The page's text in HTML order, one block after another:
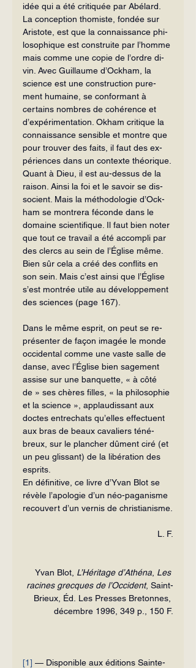
idée qui a été critiquée par Abélard.
La conception thomiste, fondée sur
Aristote, est que la connaissance phi­
losophique est construite par l’homme
mais comme une copie de l’ordre di­
vin. Avec Guillaume d’Ockham, la
science est une construction pure­
ment humaine, se conformant à
certains nombres de cohérence et
d’expéri­mentation. Okham critique la
connaissance sensible et montre que
pour trouver des faits, il faut des ex­
périences dans un contexte théorique.
Quant à Dieu, il est au-dessus de la
raison. Ainsi la foi et le savoir se dis­
socient. Mais la méthodologie d’Ock­
ham se montrera féconde dans le
domaine scientifique. Il faut bien no­ter
que tout ce travail a été accompli par
des clercs au sein de l’Église même.
Bien sûr cela a créé des conflits en
son sein. Mais c’est ainsi que l’Église
s’est montrée utile au dé­veloppement
des sciences (page 167).
Dans le même esprit, on peut se re­
présenter de façon imagée le monde
occi­dental comme une vaste salle de
danse, avec l’Église bien sagement
assise sur une banquette, « à côté
de » ses chères filles, « la philosophie
et la science », applaudis­sant aux
doctes entrechats qu’elles effec­tuent
aux bras de beaux cavaliers téné­
breux, sur le plancher dûment ciré (et
un peu glissant) de la libération des
esprits.
En définitive, ce livre d’Yvan Blot se
révèle l’apologie d’un néo-paganisme
re­couvert d’un vernis de christianisme.
L. F.
Yvan Blot, L’Héritage d’Athéna Les
racines grecques de l’Occident, Saint-
Brieux, Éd. Les Presses Bretonnes,
décembre 1996, 349 p., 150 F.
[1] — Disponible aux éditions Sainte-